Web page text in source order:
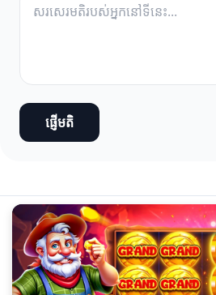
ផ្ញើមតិ